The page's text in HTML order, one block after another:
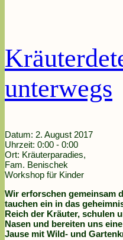
unterwegs
Datum: 2. August 2017
Uhrzeit: 0:00 - 0:00
Ort: Kräuterparadies,
Fam. Benischek
Workshop für Kinder
Wir erforschen gemeinsam
tauchen ein in das
Reich der Kräuter, schulen
Nasen und bereiten uns
Jause mit Wild- und